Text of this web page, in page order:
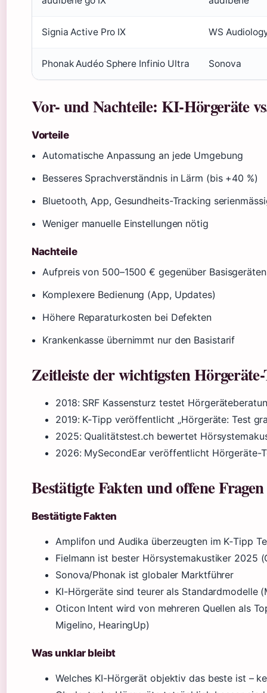
Signia Active Pro IX WS
Phonak Audéo Sphere Infinio Ultra Sonova
Vor- und Nachteile: KI-Hörgeräte
Vorteile
Automatische Anpassung an jede Umgebung
Besseres Sprachverständnis in Lärm (bis +40 %)
Bluetooth, App, Gesundheits-Tracking
Weniger manuelle Einstellungen nötig
Nachteile
Aufpreis von 500–1500 € gegenüber Basisgeräten
Komplexere Bedienung (App, Updates)
Höhere Reparaturkosten bei Defekten
Krankenkasse übernimmt nur den Basistarif
Zeitleiste der wichtigsten Hörgeräte-
2018: SRF Kassensturz testet
2019: K‑Tipp veröffentlicht „Hörgeräte: Test
2025: Qualitätstest.ch bewertet
2026: MySecondEar veröffentlicht Hörgeräte-
Bestätigte Fakten und offene Fragen
Bestätigte Fakten
Amplifon und Audika überzeugten im K‑Tipp
Fielmann ist bester Hörsystemakustiker 2025
Sonova/Phonak ist globaler Marktführer
KI-Hörgeräte sind teurer als Standardmodelle
Oticon Intent wird von mehreren Quellen als
Migelino, HearingUp)
Was unklar bleibt
Welches KI-Hörgerät objektiv das beste ist –